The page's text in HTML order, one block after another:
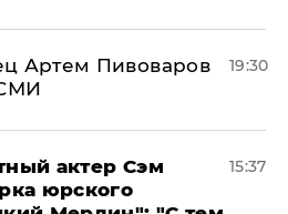
Артем Пивоваров
19:30
актер Сэм
юрского
15:37